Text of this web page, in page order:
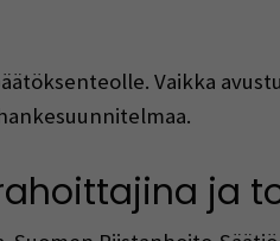
Vaikka
ja